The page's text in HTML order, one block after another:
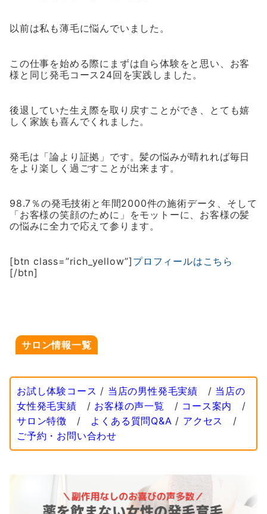
以前は私も薄毛に悩んでいました。
この仕事を始める際にまずは自ら体験をと思い、お客
様と同じ発毛コース24回を実践しました。
後退していた生え際を取り戻すことができ、とても嬉
しく家族も喜んでくれました。
発毛は「論より証拠」です。髪の悩みが晴れれば毎日
をより楽しく過ごすことが出来ます。
98.7％の発毛技術と年間2000件の施術データ、そして
「お客様の笑顔のために」をモットーに、お客様の髪
の悩みに全力で応えて参ります。
[btn class=”rich_yellow”] プロフィールはこちら
[/btn]
サロン情報一覧
お試し体験コース / 当店の男性発毛実績 / 当店の
女性発毛実績 / お客様の声一覧 / コース案内
/
サロン特徴 / よくある質問Q&A / アクセス
/
ご予約・お問い合わせ